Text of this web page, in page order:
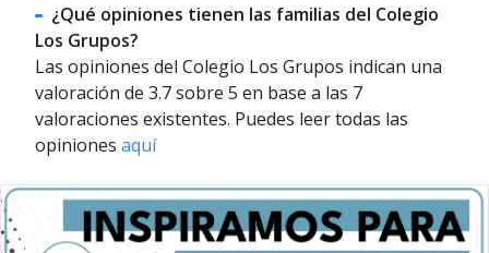
¿Qué opiniones tienen las familias del Colegio
Los Grupos?
Las opiniones del Colegio Los Grupos indican una
valoración de 3.7 sobre 5 en base a las 7
valoraciones existentes. Puedes leer todas las
opiniones aquí